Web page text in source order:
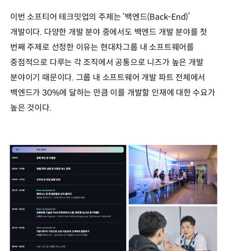
이번 소프티어 테크밋업의 주제는 ‘백엔드(Back-End)’
개발이다. 다양한 개발 분야 중에서도 백엔드 개발 분야를 첫
번째 주제로 선정한 이유는 현대차그룹 내 소프트웨어를
중점적으로 다루는 각 조직에서 공통으로 니즈가 높은 개발
분야이기 때문이다. 그룹 내 소프트웨어 개발 파트 전체에서
백엔드가 30%에 달하는 만큼 이를 개발할 인재에 대한 수요가
높은 것이다.